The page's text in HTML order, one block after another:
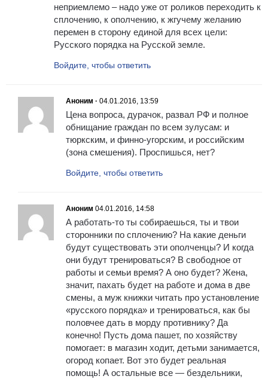
неприемлемо – надо уже от роликов переходить к
сплочению, к ополчению, к жгучему желанию
перемен в сторону единой для всех цели:
Русского порядка на Русской земле.
Войдите, чтобы ответить
Аноним · 04.01.2016, 13:59
Цена вопроса, дурачок, развал РФ и полное
обнищание граждан по всем зулусам: и
тюркским, и финно-угорским, и российским
(зона смешения). Проспишься, нет?
Войдите, чтобы ответить
Аноним 04.01.2016, 14:58
А работать-то ты собираешься, ты и твои
сторонники по сплочению? На какие деньги
будут существовать эти ополченцы? И когда
они будут тренироваться? В свободное от
работы и семьи время? А оно будет? Жена,
значит, пахать будет на работе и дома в две
смены, а муж книжки читать про установление
«русского порядка» и тренироваться, как бы
половчее дать в морду противнику? Да
конечно! Пусть дома пашет, по хозяйству
помогает: в магазин ходит, детьми занимается,
огород копает. Вот это будет реальная
помощь! А остальные все — бездельники,